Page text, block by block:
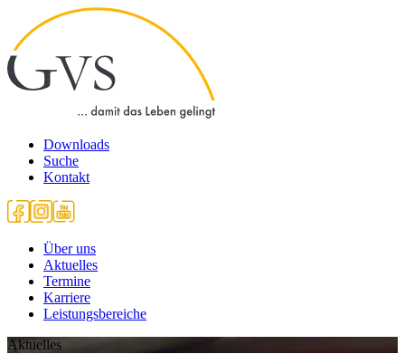
Downloads
Suche
Kontakt
Über uns
Aktuelles
Termine
Karriere
Leistungsbereiche
Aktuelles